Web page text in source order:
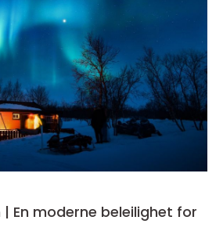
En moderne beleilighet for